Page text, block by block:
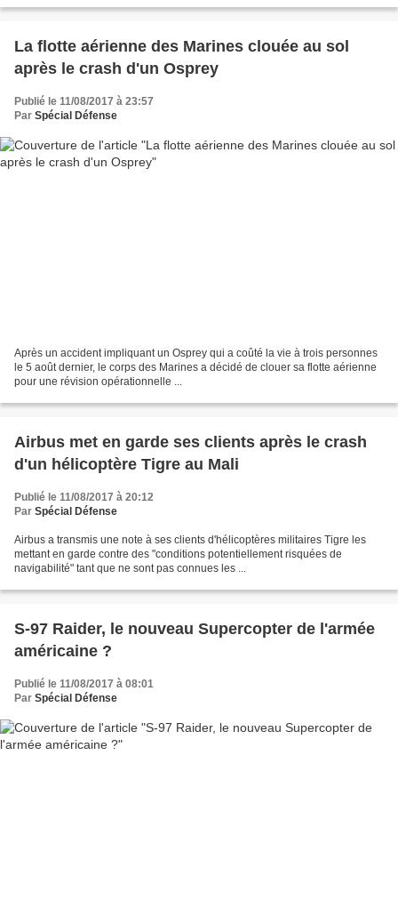
La flotte aérienne des Marines clouée au sol
après le crash d'un Osprey
Publié le 11/08/2017 à 23:57
Par Spécial Défense
Après un accident impliquant un Osprey qui a coûté la vie à trois personnes
le 5 août dernier, le corps des Marines a décidé de clouer sa flotte aérienne
pour une révision opérationnelle ...
Airbus met en garde ses clients après le crash
d'un hélicoptère Tigre au Mali
Publié le 11/08/2017 à 20:12
Par Spécial Défense
Airbus a transmis une note à ses clients d'hélicoptères militaires Tigre les
mettant en garde contre des "conditions potentiellement risquées de
navigabilité" tant que ne sont pas connues les ...
S-97 Raider, le nouveau Supercopter de l'armée
américaine ?
Publié le 11/08/2017 à 08:01
Par Spécial Défense